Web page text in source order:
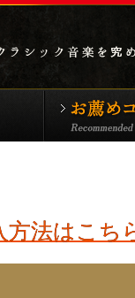
TOP 特集アーティ
方法はこち